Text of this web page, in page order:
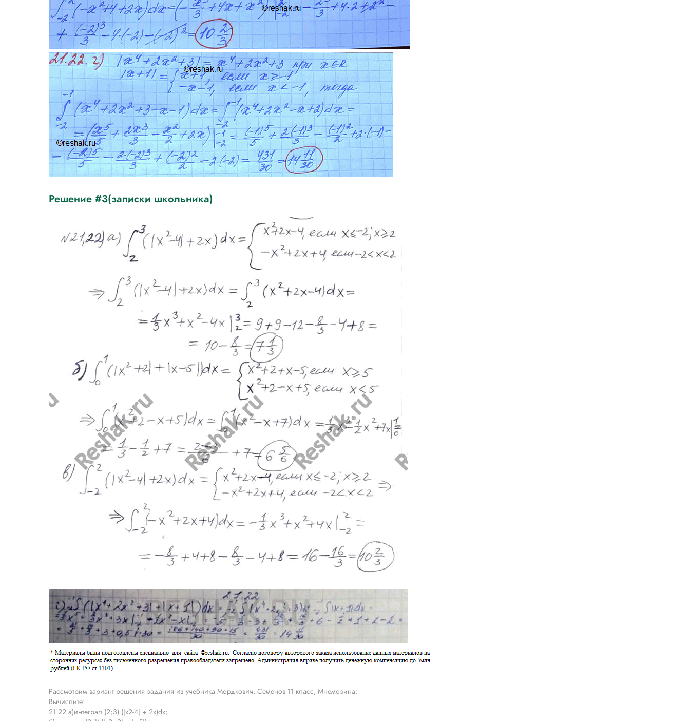
Решение #3(записки школьника)
Рассмотрим вариант решения задания из учебника Мордкович, Семенов 11 класс, Мнемозина:
Вычислите:
21.22 а)интеграл (2;3) (|x2-4| + 2x)dx;